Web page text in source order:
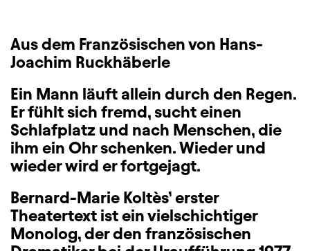
Aus dem Französischen von Hans-
Joachim Ruckhäberle
Ein Mann läuft allein durch den Regen.
Er fühlt sich fremd, sucht einen
Schlafplatz und nach Menschen, die
ihm ein Ohr schenken. Wieder und
wieder wird er fortgejagt.
Bernard-Marie Koltès’ erster
Theatertext ist ein vielschichtiger
Monolog, der den französischen